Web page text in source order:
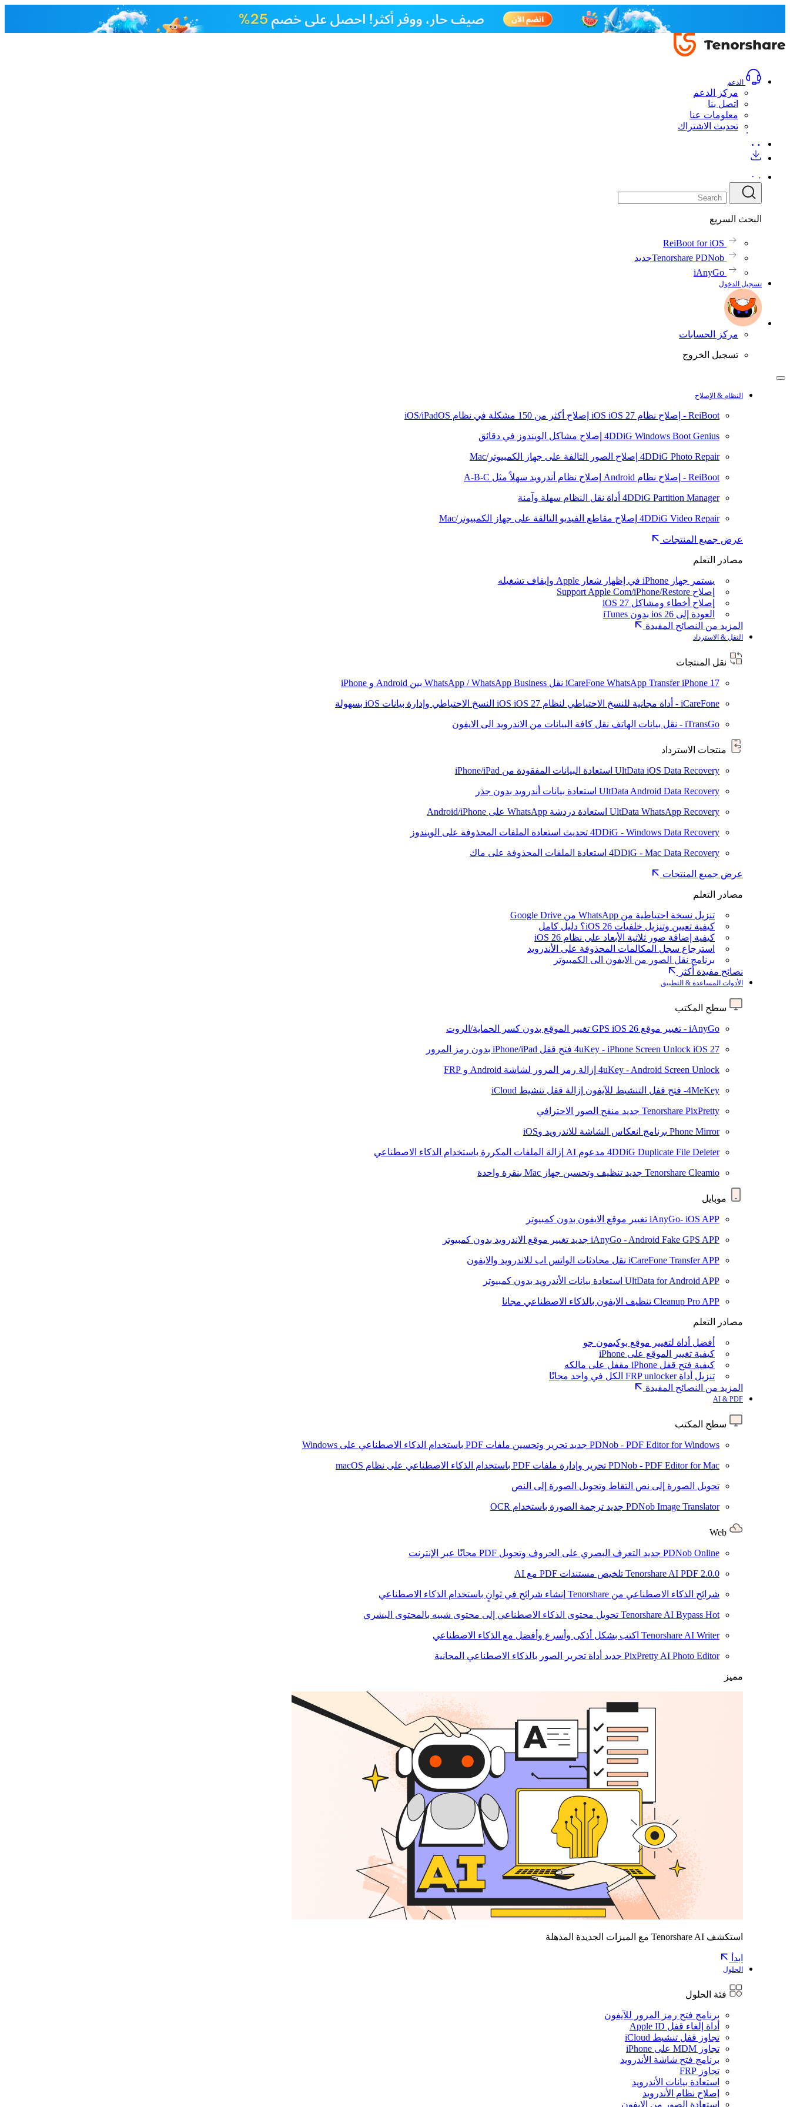
الدعم
مركز الدعم
اتصل بنا
معلومات عنا
تحديث الاشتراك
البحث السريع
ReiBoot for iOS
Tenorshare PDNobجديد
iAnyGo
تسجيل الدخول
مركز الحسابات
تسجيل الخروج
النظام & الإصلاح
ReiBoot - إصلاح نظام iOS iOS 27 إصلاح أكثر من 150 مشكلة في نظام iOS/iPadOS
4DDiG Windows Boot Genius إصلاح مشاكل الويندوز في دقائق
4DDiG Photo Repair إصلاح الصور التالفة على جهاز الكمبيوتر/Mac
ReiBoot - إصلاح نظام Android إصلاح نظام أندرويد سهلاً مثل A-B-C
4DDiG Partition Manager أداة نقل النظام سهلة وآمنة
4DDiG Video Repair إصلاح مقاطع الفيديو التالفة على جهاز الكمبيوتر/Mac
عرض جميع المنتجات
مصادر التعلم
يستمر جهاز iPhone في إظهار شعار Apple وإيقاف تشغيله
إصلاح Support Apple Com/iPhone/Restore
إصلاح أخطاء ومشاكل iOS 27
العودة إلى ios 26 بدون iTunes
المزيد من النصائح المفيدة
النقل & الاسترداد
نقل المنتجات
iCareFone WhatsApp TransferiPhone 17 نقل WhatsApp / WhatsApp Business بين Android و iPhone
iCareFone - أداة مجانية للنسخ الاحتياطي لنظام iOS iOS 27 النسخ الاحتياطي وإدارة بيانات iOS بسهولة
iTransGo - نقل بيانات الهاتف نقل كافة البيانات من الاندرويد الى الايفون
منتجات الاسترداد
UltData iOS Data Recovery استعادة البيانات المفقودة من iPhone/iPad
UltData Android Data Recovery استعادة بيانات أندرويد بدون جذر
UltData WhatsApp Recovery استعادة دردشة WhatsApp على Android/iPhone
4DDiG - Windows Data Recovery تحديث استعادة الملفات المحذوفة على الويندوز
4DDiG - Mac Data Recovery استعادة الملفات المحذوفة على ماك
عرض جميع المنتجات
مصادر التعلم
تنزيل نسخة احتياطية من WhatsApp من Google Drive
كيفية تعيين وتنزيل خلفيات iOS 26؟ دليل كامل
كيفية إضافة صور ثلاثية الأبعاد على نظام iOS 26
استرجاع سجل المكالمات المحذوفة على الأندرويد
برنامج نقل الصور من الايفون الى الكمبيوتر
نصائح مفيدة أكثر
الأدوات المساعدة & التطبيق
سطح المكتب
iAnyGo - تغيير موقع GPS iOS 26 تغيير الموقع بدون كسر الحماية/الروت
4uKey - iPhone Screen Unlock iOS 27 فتح قفل iPhone/iPad بدون رمز المرور
4uKey - Android Screen Unlock إزالة رمز المرور لشاشة Android و FRP
4MeKey- فتح قفل التنشيط للآيفون إزالة قفل تنشيط iCloud
Tenorshare PixPretty جديد منقح الصور الاحترافي
Phone Mirror برنامج انعكاس الشاشة للاندرويد وiOS
4DDiG Duplicate File Deleter مدعوم AI إزالة الملفات المكررة باستخدام الذكاء الاصطناعي
Tenorshare Cleamio جديد تنظيف وتحسين جهاز Mac بنقرة واحدة
موبايل
iAnyGo- iOS APP تغيير موقع الايفون بدون كمبيوتر
iAnyGo - Android Fake GPS APP جديد تغيير موقع الاندرويد بدون كمبيوتر
iCareFone Transfer APP نقل محادثات الواتس اب للاندرويد والايفون
UltData for Android APP استعادة بيانات الأندرويد بدون كمبيوتر
Cleanup Pro APP تنظيف الايفون بالذكاء الاصطناعي مجانا
مصادر التعلم
أفضل أداة لتغيير موقع بوكيمون جو
كيفية تغيير الموقع على iPhone
كيفية فتح قفل iPhone مقفل على مالكه
تنزيل أداة FRP unlocker الكل في واحد مجانًا
المزيد من النصائح المفيدة
AI & PDF
سطح المكتب
PDNob - PDF Editor for Windows جديد تحرير وتحسين ملفات PDF باستخدام الذكاء الاصطناعي على Windows
PDNob - PDF Editor for Mac تحرير وإدارة ملفات PDF باستخدام الذكاء الاصطناعي على نظام macOS
تحويل الصورة إلى نص التقاط وتحويل الصورة إلى النص
PDNob Image Translator جديد ترجمة الصورة باستخدام OCR
PDNob Online جديد التعرف البصري على الحروف وتحويل PDF مجانًا عبر الإنترنت
Tenorshare AI PDF 2.0.0 تلخيص مستندات PDF مع AI
شرائح الذكاء الاصطناعي من Tenorshare إنشاء شرائح في ثوانٍ باستخدام الذكاء الاصطناعي
Tenorshare AI Bypass Hot تحويل محتوى الذكاء الاصطناعي إلى محتوى شبيه بالمحتوى البشري
Tenorshare AI Writer اكتب بشكل أذكى وأسرع وأفضل مع الذكاء الاصطناعي
PixPretty AI Photo Editor جديد أداة تحرير الصور بالذكاء الاصطناعي المجانية
مميز
استكشف Tenorshare AI مع الميزات الجديدة المذهلة
ابدأ
الحلول
فئة الحلول
برنامج فتح رمز المرور للآيفون
أداة إلغاء قفل Apple ID
تجاوز قفل تنشيط iCloud
تجاوز MDM على iPhone
برنامج فتح شاشة الأندرويد
تجاوز FRP
استعادة بيانات الأندرويد
إصلاح نظام الأندرويد
استعادة الصور من الايفون